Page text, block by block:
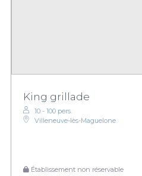
King grillade
10 - 100 pers.
Villeneuve-lès-Maguelone
Établissement non réservable